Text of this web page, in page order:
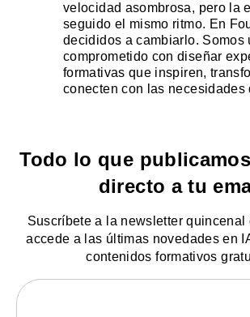
velocidad asombrosa, pero la
seguido el mismo ritmo. En
decididos a cambiarlo. Somos
comprometido con diseñar
formativas que inspiren,
conecten con las necesidades
Todo lo que
directo a tu
Suscríbete a la newsletter quincenal
accede a las últimas novedades en
contenidos formativos